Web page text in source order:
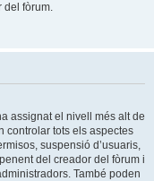
del fòrum.
assignat el nivell més alt de
controlar tots els aspectes
suspensió d’usuaris,
del creador del fòrum i
També poden